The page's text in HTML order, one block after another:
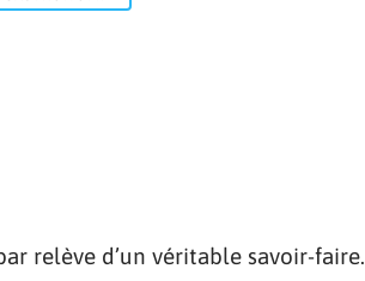
relève d’un véritable savoir-faire.